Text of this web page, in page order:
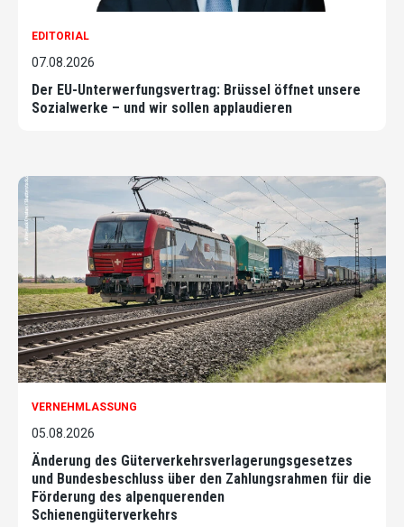
EDITORIAL
07.08.2026
Der EU-Unterwerfungsvertrag: Brüssel öffnet unsere
Sozialwerke – und wir sollen applaudieren
VERNEHMLASSUNG
05.08.2026
Änderung des Güterverkehrsverlagerungsgesetzes
und Bundesbeschluss über den Zahlungsrahmen für die
Förderung des alpenquerenden
Schienengüterverkehrs